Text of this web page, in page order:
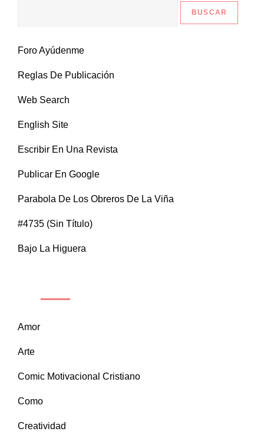
Foro Ayúdenme
Reglas De Publicación
Web Search
English Site
Escribir En Una Revista
Publicar En Google
Parabola De Los Obreros De La Viña
#4735 (sin Título)
Bajo La Higuera
Amor
Arte
Comic Motivacional Cristiano
Como
Creatividad